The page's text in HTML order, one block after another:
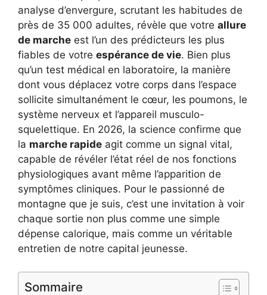
analyse d’envergure, scrutant les habitudes de
près de 35 000 adultes, révèle que votre allure
de marche est l’un des prédicteurs les plus
fiables de votre espérance de vie. Bien plus
qu’un test médical en laboratoire, la manière
dont vous déplacez votre corps dans l’espace
sollicite simultanément le cœur, les poumons, le
système nerveux et l’appareil musculo-
squelettique. En 2026, la science confirme que
la marche rapide agit comme un signal vital,
capable de révéler l’état réel de nos fonctions
physiologiques avant même l’apparition de
symptômes cliniques. Pour le passionné de
montagne que je suis, c’est une invitation à voir
chaque sortie non plus comme une simple
dépense calorique, mais comme un véritable
entretien de notre capital jeunesse.
Sommaire